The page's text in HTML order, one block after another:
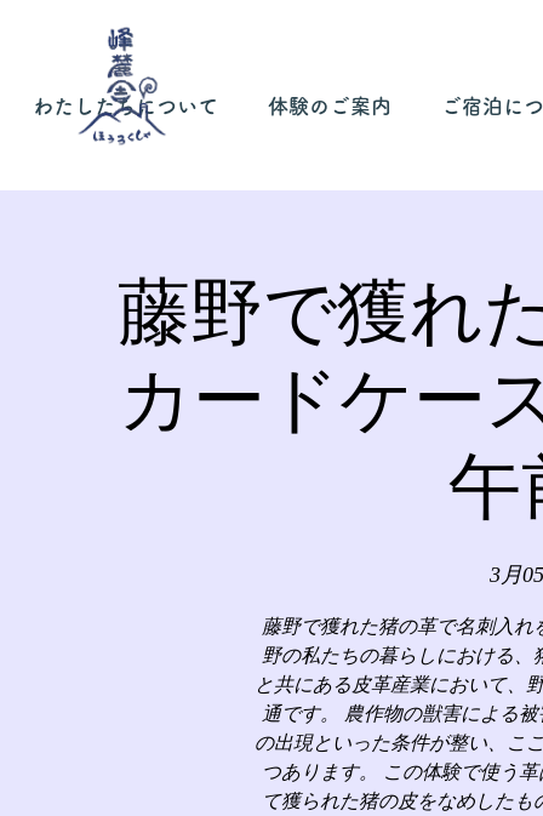
わたしたちについて 体験のご案内 ご宿泊に
藤野で獲れ
カードケー
午
3月
藤野で獲れた猪の革で名刺入
野の私たちの暮らしにおける
と共にある皮革産業において、
通です。 農作物の獣害による
の出現といった条件が整い、こ
つあります。 この体験で使う
て獲られた猪の皮をなめした